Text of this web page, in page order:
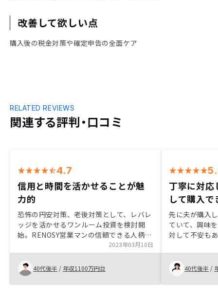
改善して欲しい点
購入後の税金対策や確定申告の全面ケア
関連する評判・口コミ
RELATED REVIEWS
4.7
信用と時間を活かせることが魅
力的
恐怖の円安対策、老後対策として、レバレ
ッジを活かせるワンルーム投資を検討開
始。RENOSY営業マンの信頼できる人柄
や、気になる部分をケア出来るワイドプラ
ン、多様な魅力的な物件に惹かれ購入を決
めました。ワイドプランの値下げをすると
魅力度が上がります。
2023年03月10日
40代後半 / 年収1100万円台
丁寧に対応
して購入
先に夫が購入
ていて、興味
対して不安も
のメリットを
た。 物件につ
とができ、こ
からが寄り添
40代後半 /